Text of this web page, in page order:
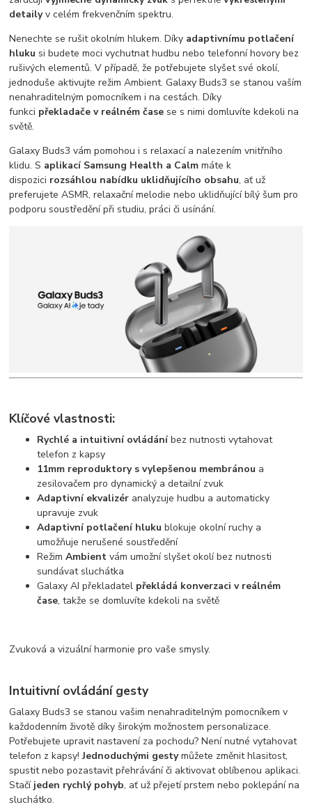
detailyv celém frekvenčním spektru.
Nenechte se rušit okolním hlukem. Díky adaptivnímu potlačení
hluku si budete moci vychutnat hudbu nebo telefonní hovory bez
rušivých elementů. V případě, že potřebujete slyšet své okolí,
jednoduše aktivujte režim Ambient. Galaxy Buds3 se stanou vaším
nenahraditelným pomocníkem i na cestách. Díky
funkci překladače v reálném čase se s nimi domluvíte kdekoli na
světě.
Galaxy Buds3 vám pomohou i s relaxací a nalezením vnitřního
klidu. S aplikací Samsung Health a Calm máte k
dispozici rozsáhlou nabídku uklidňujícího obsahu, ať už
preferujete ASMR, relaxační melodie nebo uklidňující bílý šum pro
podporu soustředění při studiu, práci či usínání.
Klíčové vlastnosti:
Rychlé a intuitivní ovládáníbez nutnosti vytahovat
telefon z kapsy
11mm reproduktory s vylepšenou membránou a
zesilovačem pro dynamický a detailní zvuk
Adaptivní ekvalizér analyzuje hudbu a automaticky
upravuje zvuk
Adaptivní potlačení hluku blokuje okolní ruchy a
umožňuje nerušené soustředění
Režim Ambientvám umožní slyšet okolí bez nutnosti
sundávat sluchátka
Galaxy AI překladatel překládá konverzaci v reálném
čase, takže se domluvíte kdekoli na světě
Zvuková a vizuální harmonie pro vaše smysly.
Intuitivní ovládání gesty
Galaxy Buds3 se stanou vašim nenahraditelným pomocníkem v
každodenním životě díky širokým možnostem personalizace.
Potřebujete upravit nastavení za pochodu? Není nutné vytahovat
telefon z kapsy!Jednoduchými gestymůžete změnit hlasitost,
spustit nebo pozastavit přehrávání či aktivovat oblíbenou aplikaci.
Stačí jeden rychlý pohyb, ať už přejetí prstem nebo poklepání na
sluchátko.